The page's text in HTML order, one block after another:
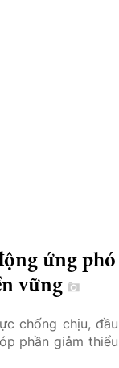
ứng phó
vững
chống chịu, đầu
phần giảm thiểu